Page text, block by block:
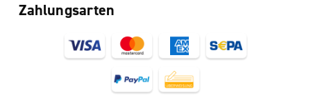
Zahlungsarten